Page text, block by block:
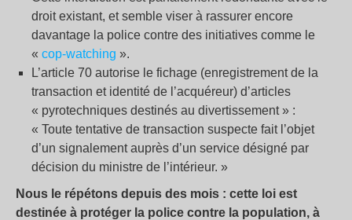
droit existant, et semble viser à rassurer encore
davantage la police contre des initiatives comme le
« cop-watching ».
L’article 70 autorise le fichage (enregistrement de la
transaction et identité de l’acquéreur) d’articles
« pyrotechniques destinés au divertissement » :
« Toute tentative de transaction suspecte fait l’objet
d’un signalement auprès d’un service désigné par
décision du ministre de l’intérieur. »
Nous le répétons depuis des mois : cette loi est
destinée à protéger la police contre la population, à